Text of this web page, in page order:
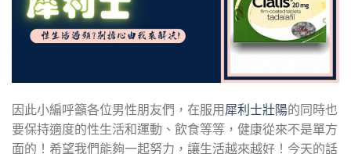
因此小編呼籲各位男性朋友們，在服用犀利士壯陽的同時也
要保持適度的性生活和運動、飲食等等，健康從來不是單方
面的！希望我們能夠一起努力，讓生活越來越好！今天的話